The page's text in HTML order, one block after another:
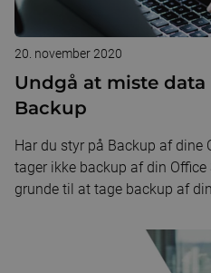
20. november 2020
Undgå at miste
Backup
Har du styr på Backup af dine
tager ikke backup af din
grunde til at tage backup af